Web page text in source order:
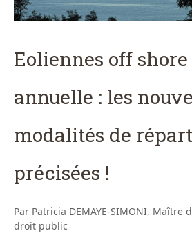
Eoliennes off
annuelle : les
modalités de
précisées !
Par Patricia DEMAYE-SIMONI, Maître
droit public